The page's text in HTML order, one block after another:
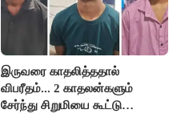
இருவரை காதலித்ததால்
விபரீதம்... 2 காதலன்களும்
சேர்ந்து சிறுமியை கூட்டு